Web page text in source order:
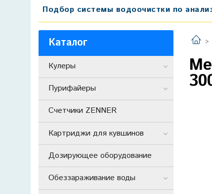
Подбор системы водоочистки по
Каталог
Кулеры
Пурифайеры
Счетчики ZENNER
Картриджи для кувшинов
Дозирующее оборудование
Обеззараживание воды